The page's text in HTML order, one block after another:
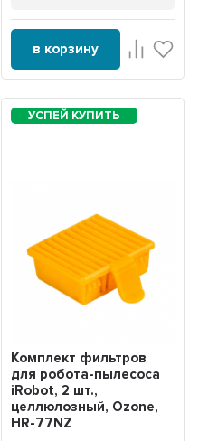
в корзину
Комплект фильтров
для робота-пылесоса
iRobot, 2 шт.,
целлюлозный, Ozone,
HR-77NZ